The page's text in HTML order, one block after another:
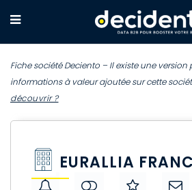
Fiche société Deciento – Il existe une
informations à valeur ajoutée sur cette
découvrir ?
EURALLIA